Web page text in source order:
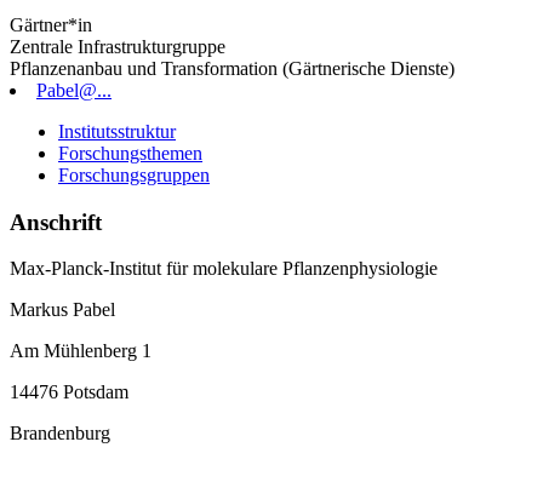
Gärtner*in
Zentrale Infrastrukturgruppe
Pflanzenanbau und Transformation (Gärtnerische Dienste)
Pabel@...
Institutsstruktur
Forschungsthemen
Forschungsgruppen
Anschrift
Max-Planck-Institut für molekulare Pflanzenphysiologie
Markus Pabel
Am Mühlenberg 1
14476 Potsdam
Brandenburg